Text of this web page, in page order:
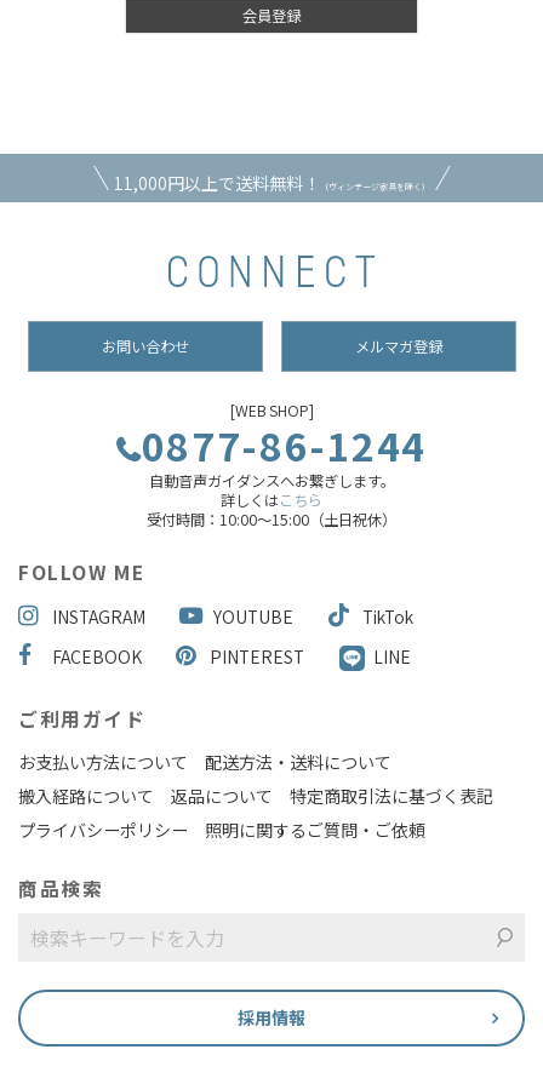
会員登録
11,000円以上で送料無料！ （ヴィンテージ家具を除く）
お問い合わせ メルマガ登録
[WEB SHOP]
0877-86-1244
自動音声ガイダンスへお繋ぎします。
詳しくはこちら
受付時間：10:00～15:00（土日祝休）
FOLLOW ME
INSTAGRAM YOUTUBE
TikTok
FACEBOOK
PINTEREST LINE
ご利用ガイド
お支払い方法について
配送方法・送料について
搬入経路について
返品について
特定商取引法に基づく表記
プライバシーポリシー
照明に関するご質問・ご依頼
商品検索
採用情報